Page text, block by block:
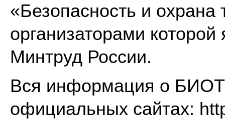
«Безопасность и
организаторами
Минтруд России.
Вся информация о
официальных сайтах: